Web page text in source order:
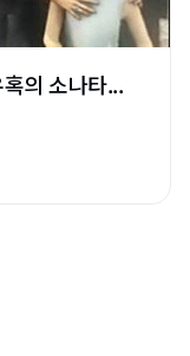
의 소나타...